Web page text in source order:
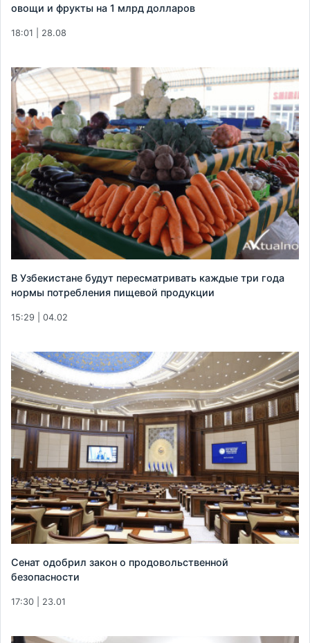
овощи и фрукты на 1 млрд долларов
18:01 | 28.08
В Узбекистане будут пересматривать каждые три года
нормы потребления пищевой продукции
15:29 | 04.02
Сенат одобрил закон о продовольственной
безопасности
17:30 | 23.01